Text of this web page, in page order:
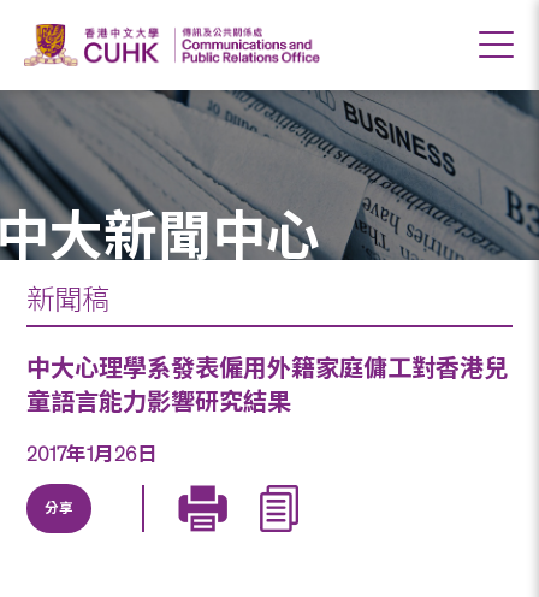
大新聞中心
新聞稿
中大心理學系發表僱用外籍家庭傭工對香港兒
童語言能力影響研究結果
2017年1月26日
分享